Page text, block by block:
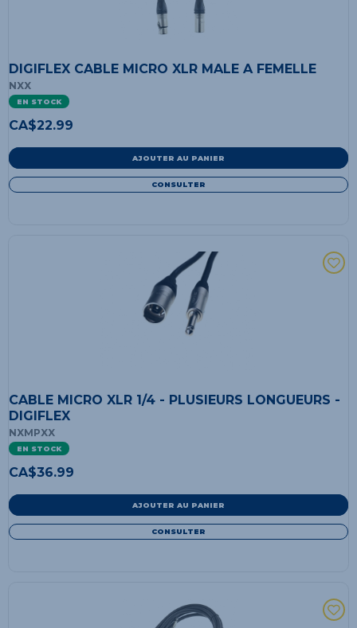
DIGIFLEX CABLE MICRO XLR MALE A FEMELLE
NXX
EN STOCK
CA$22.99
AJOUTER AU PANIER
CONSULTER
CABLE MICRO XLR 1/4 - PLUSIEURS LONGUEURS -
DIGIFLEX
NXMPXX
EN STOCK
CA$36.99
AJOUTER AU PANIER
CONSULTER